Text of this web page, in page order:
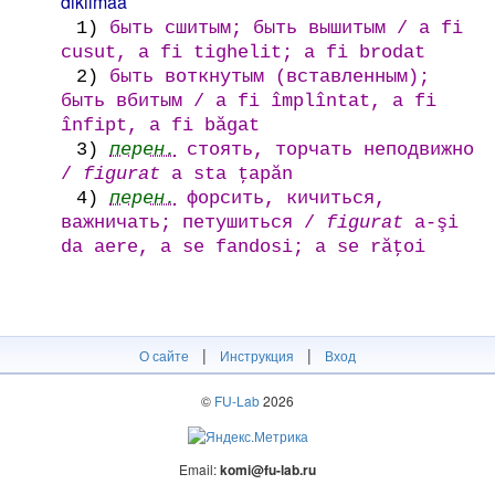
1)
быть сшитым; быть вышитым / a fi
cusut, a fi tighelit; a fi brodat
2)
быть воткнутым (вставленным);
быть вбитым / a fi împlîntat, a fi
înfipt, a fi băgat
3)
перен. стоять, торчать неподвижно
/
figurat a sta ţapăn
4)
перен. форсить, кичиться,
важничать; петушиться /
figurat a-şi
da aere, a se fandosi; a se răţoi
О сайте | Инструкция | Вход
© FU-Lab2026
Email:komi@fu-lab.ru